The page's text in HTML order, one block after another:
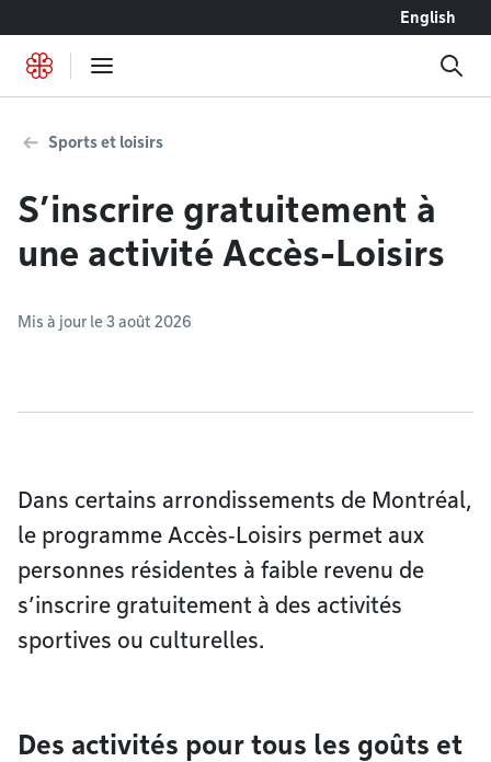
English
Sports et loisirs
S’inscrire gratuitement à
une activité Accès-Loisirs
Mis à jour le 3 août 2026
Dans certains arrondissements de Montréal,
le programme Accès‑Loisirs permet aux
personnes résidentes à faible revenu de
s’inscrire gratuitement à des activités
sportives ou culturelles.
Des activités pour tous les goûts et